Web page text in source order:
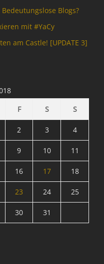
Blogs?
mit #YaCy
am Castle! [UPDATE 3]
F S S
2 3 4
9 10 11
16 17 18
23 24 25
30 31